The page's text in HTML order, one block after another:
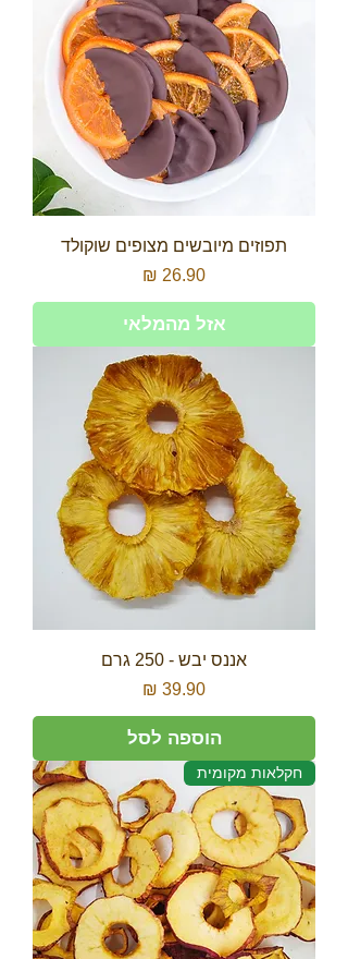
תפוזים מיובשים מצופים שוקולד
מחיר
אזל מהמלאי
אננס יבש - 250 גרם
מחיר
הוספה לסל
חקלאות מקומית